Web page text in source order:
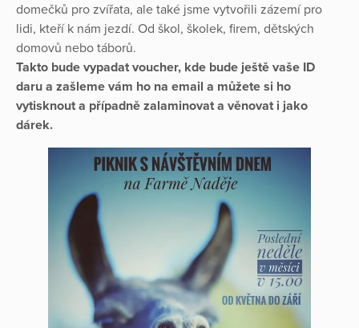
domečků pro zvířata, ale také jsme vytvořili zázemí pro
lidi, kteří k nám jezdí. Od škol, školek, firem, dětských
domovů nebo táborů.
Takto bude vypadat voucher, kde bude ještě vaše ID
daru a zašleme vám ho na email a můžete si ho
vytisknout a případně zalaminovat a věnovat i jako
dárek.